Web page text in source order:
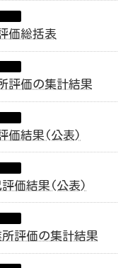
価総括表
評価の集計結果
価結果(公表)
価結果(公表)
評価の集計結果